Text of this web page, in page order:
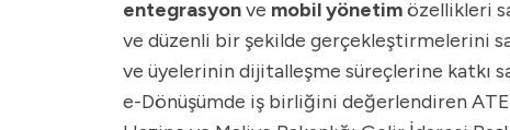
entegrasyonve mobil yönetimözellikleri
ve düzenli bir şekilde gerçekleştirmelerini
ve üyelerinin dijitalleşme süreçlerine katkı
e-Dönüşümde iş birliğini değerlendiren